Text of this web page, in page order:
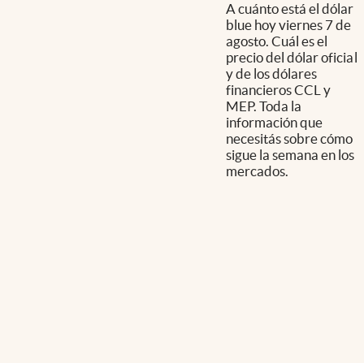
A cuánto está el dólar
blue hoy viernes 7 de
agosto. Cuál es el
precio del dólar oficial
y de los dólares
financieros CCL y
MEP. Toda la
información que
necesitás sobre cómo
sigue la semana en los
mercados.